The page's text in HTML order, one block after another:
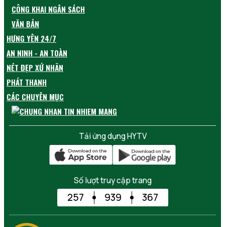
CÔNG KHAI NGÂN SÁCH
VĂN BẢN
HƯNG YÊN 24/7
AN NINH - AN TOÀN
NÉT ĐẸP XỨ NHÃN
PHÁT THANH
CÁC CHUYÊN MỤC
Tải ứng dụng HYTV
Số lượt truy cập trang
257 939 367